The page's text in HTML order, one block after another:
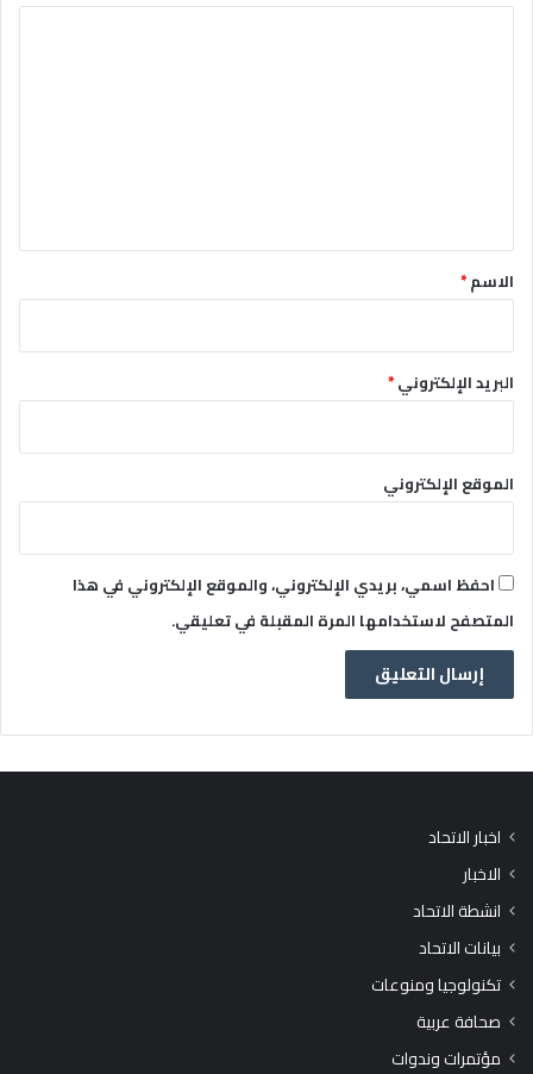
*الاسم*
البريد الإلكتروني*
الموقع الإلكتروني
احفظ اسمي، بريدي الإلكتروني، والموقع الإلكتروني في هذا
المتصفح لاستخدامها المرة المقبلة في تعليقي.
اخبار الاتحاد
الاخبار
انشطة الاتحاد
بيانات الاتحاد
تكنولوجيا ومنوعات
صحافة عربية
مؤتمرات وندوات